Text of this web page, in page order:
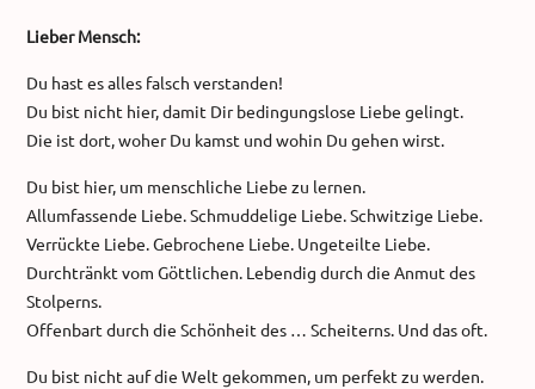
Lieber Mensch:
Du hast es alles falsch verstanden!
Du bist nicht hier, damit Dir bedingungslose Liebe gelingt.
Die ist dort, woher Du kamst und wohin Du gehen wirst.
Du bist hier, um menschliche Liebe zu lernen.
Allumfassende Liebe. Schmuddelige Liebe. Schwitzige Liebe.
Verrückte Liebe. Gebrochene Liebe. Ungeteilte Liebe.
Durchtränkt vom Göttlichen. Lebendig durch die Anmut des
Stolperns.
Offenbart durch die Schönheit des … Scheiterns. Und das oft.
Du bist nicht auf die Welt gekommen, um perfekt zu werden.